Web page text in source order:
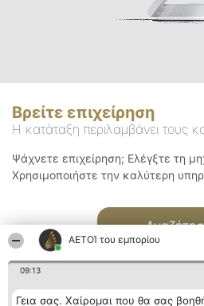
ΑΕΤΟΊ του εμπορίου
09:13
Γεια σας. Χαίρομαι που θα σας
Βρείτε επιχείρηση
Η κατάταξη περιλαμβάνει τους
Ψάχνετε επιχείρηση; Ελέγξτε τη
Χρησιμοποιήστε την καλύτερη